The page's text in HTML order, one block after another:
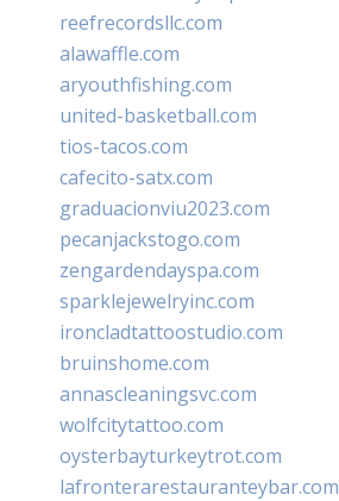
reefrecordsllc.com
alawaffle.com
aryouthfishing.com
united-basketball.com
tios-tacos.com
cafecito-satx.com
graduacionviu2023.com
pecanjackstogo.com
zengardendayspa.com
sparklejewelryinc.com
ironcladtattoostudio.com
bruinshome.com
annascleaningsvc.com
wolfcitytattoo.com
oysterbayturkeytrot.com
lafronterarestauranteybar.com